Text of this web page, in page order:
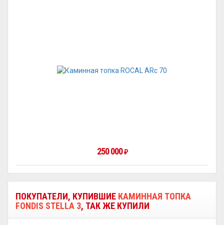
250 000₽
ПОКУПАТЕЛИ, КУПИВШИЕ КАМИННАЯ ТОПКА
FONDIS STELLA 3, ТАК ЖЕ КУПИЛИ